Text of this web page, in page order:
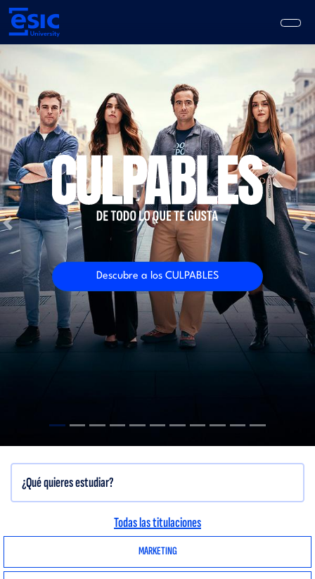
Pasar
contenido
navigation
Previous
Descubre a los CULPABLES
MARKETING
Todas las titulaciones